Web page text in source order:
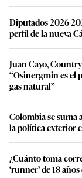
Diputados 2026-
perfil de la nueva
Juan Cayo,
“Osinergmin es el
gas natural”
Colombia se suma
la política exterior
¿Cuánto toma
‘runner’ de 18